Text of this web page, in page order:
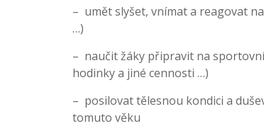
– umět slyšet, vnímat a reagovat
…)
– naučit žáky připravit na
hodinky a jiné cennosti …)
– posilovat tělesnou kondici a
tomuto věku